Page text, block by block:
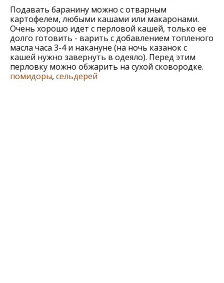
Подавать баранину можно с отварным
картофелем, любыми кашами или макаронами.
Очень хорошо идет с перловой кашей, только ее
долго готовить - варить с добавлением топленого
масла часа 3-4 и накануне (на ночь казанок с
кашей нужно завернуть в одеяло). Перед этим
перловку можно обжарить на сухой сковородке.
помидоры, сельдерей